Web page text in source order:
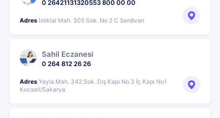
0 26421131320553 800 00 00
Adres İstiklal Mah. 305 Sok. No 2 C Serdivan
Sahil Eczanesi
0 264 812 26 26
Adres Yayla Mah. 342.Sok. Dış Kapı No.3 İç Kapı No1
Kocaali/Sakarya